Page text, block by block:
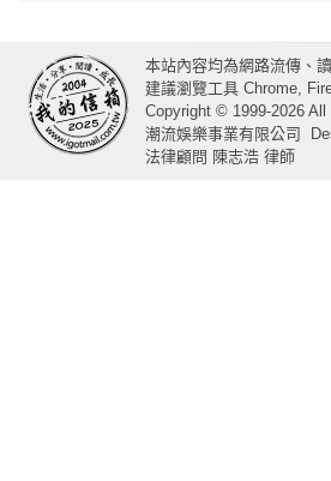
本站內容均為網路流傳、
建議瀏覽工具 Chrome,
Copyright © 1999-2026 All
潮流娛樂事業有限公司
法律顧問 陳志浩 律師